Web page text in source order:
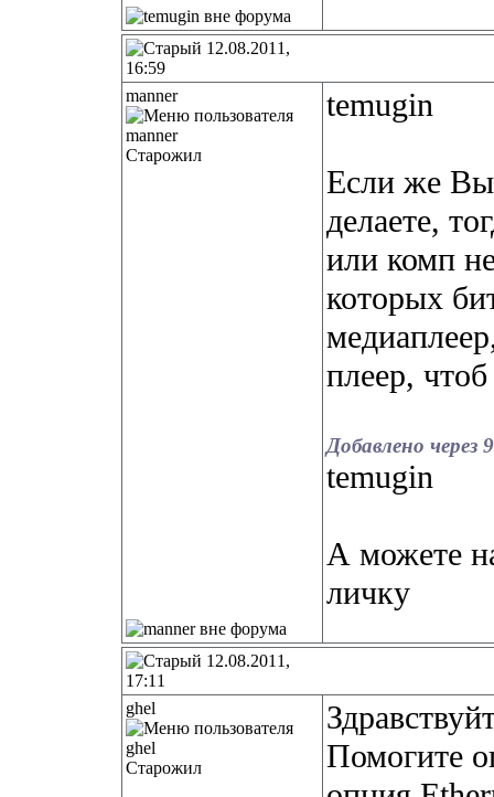
12.08.2011,
16:59
manner
Старожил
temugin
Если же Вы
делаете,
или комп
которых
плеер,
Добавлено через
temugin
А можете
личку
12.08.2011,
17:11
ghel
Старожил
Помогите